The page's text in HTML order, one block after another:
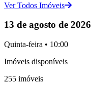
Ver Todos Imóveis
13 de agosto de 2026
Quinta-feira • 10:00
Imóveis disponíveis
255 imóveis